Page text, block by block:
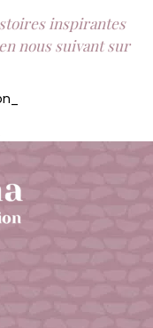
inspirantes
nous suivant sur